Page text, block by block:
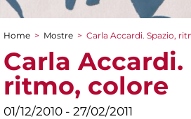
Tu sei qui
Home > Mostre > Carla Accardi. Spazio,
Carla Accardi.
ritmo, colore
01/12/2010 - 27/02/2011